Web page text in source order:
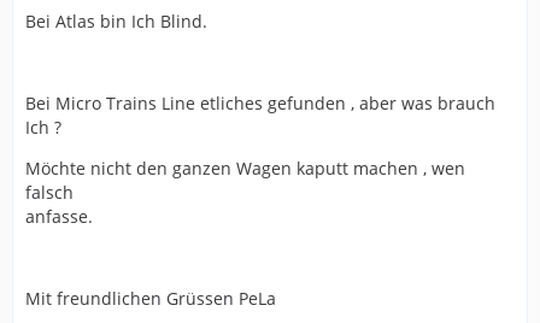
Bei Atlas bin Ich Blind.
Bei Micro Trains Line etliches gefunden , aber was brauch
Ich ?
Möchte nicht den ganzen Wagen kaputt machen , wen
falsch
anfasse.
Mit freundlichen Grüssen PeLa